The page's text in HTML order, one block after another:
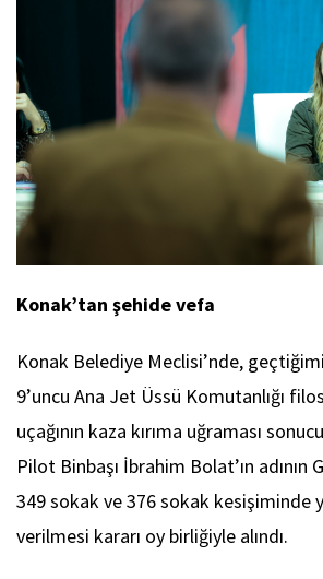
Konak’tan şehide vefa
Konak Belediye Meclisi’nde,
9’uncu Ana Jet Üssü Komutanlığı
uçağının kaza kırıma uğraması
Pilot Binbaşı İbrahim Bolat’ın adının
349 sokak ve 376 sokak kesişiminde
verilmesi kararı oy birliğiyle alındı.